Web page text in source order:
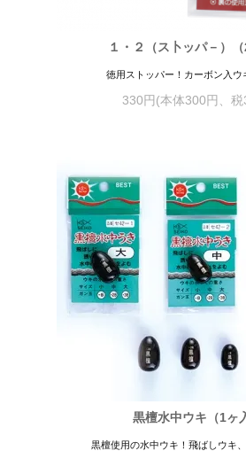
１・２（ス卜ッパ－）（
徳用ストッパー！カーボン入ウ
330円(本体300円、税
黒檀水中ウキ（1ヶ
黒檀使用の水中ウキ！飛ばしウキ